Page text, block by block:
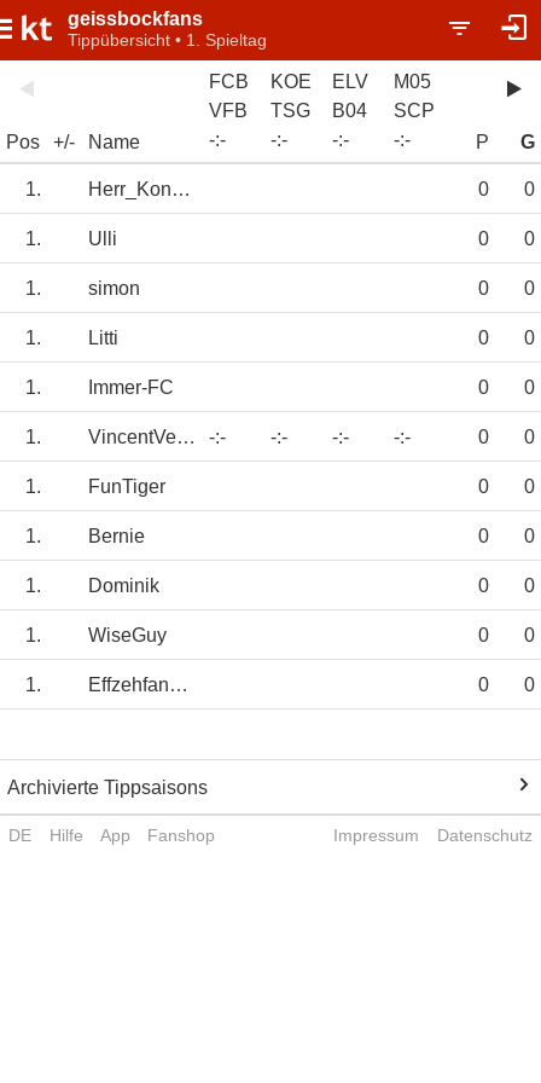
geissbockfans
Tippübersicht • 1. Spieltag
Pos +/- Name
FCB
VFB
-:-
KOE
TSG
-:-
ELV
B04
-:-
M05
SCP
-:- P G
1. Herr_Konopka 0 0
1. Ulli 0 0
1. simon 0 0
1. Litti 0 0
1. Immer-FC 0 0
1. VincentVega -:- -:- -:- -:- 0 0
1. FunTiger 0 0
1. Bernie 0 0
1. Dominik 0 0
1. WiseGuy 0 0
1. Effzehfan2604 0 0
Archivierte Tippsaisons
DE Hilfe App Fanshop Impressum Datenschutz